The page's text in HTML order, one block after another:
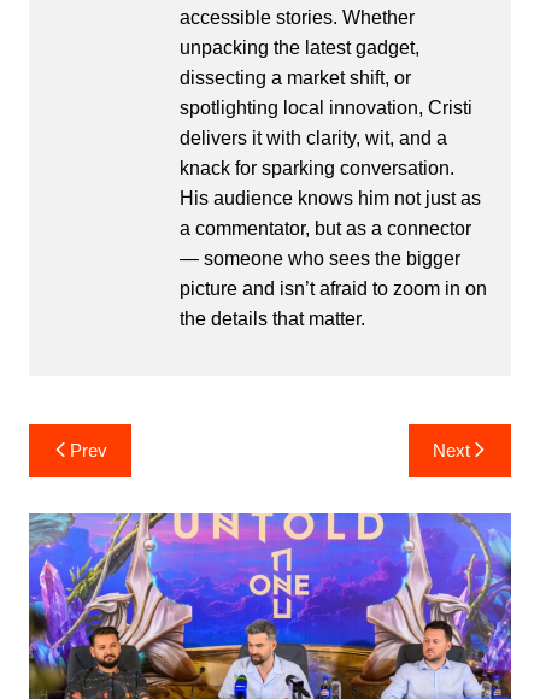
accessible stories. Whether
unpacking the latest gadget,
dissecting a market shift, or
spotlighting local innovation, Cristi
delivers it with clarity, wit, and a
knack for sparking conversation.
His audience knows him not just as
a commentator, but as a connector
— someone who sees the bigger
picture and isn’t afraid to zoom in on
the details that matter.
Post
navigation
Prev Next